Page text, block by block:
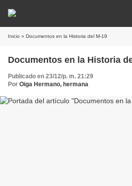
Inicio » Documentos en la Historia del M-19
Documentos en la Historia
Publicado en 23/12/p. m. 21:29
Por Oiga Hermano, hermana